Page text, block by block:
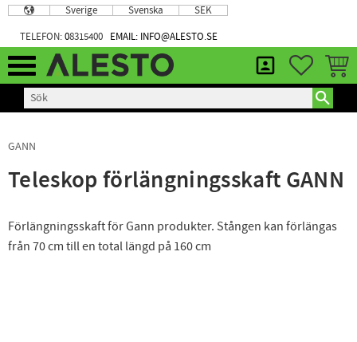
Meny
Sverige Svenska SEK
TELEFON:08315400 EMAIL: INFO@ALESTO.SE
GANN
Teleskop förlängningsskaft GANN
Förlängningsskaft för Gann produkter. Stången kan förlängas
från 70 cm till en total längd på 160 cm